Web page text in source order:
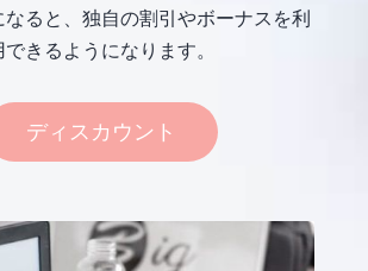
ると、独自の割引やボーナスを利
できるようになります。
ディスカウント